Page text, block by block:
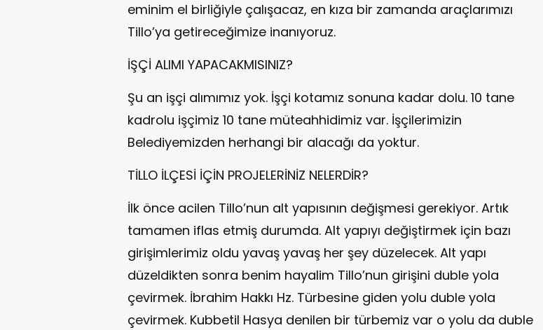
eminim el birliğiyle çalışacaz, en kıza bir zamanda araçlarımızı
Tillo’ya getireceğimize inanıyoruz.
İŞÇİ ALIMI YAPACAKMISINIZ?
Şu an işçi alımımız yok. İşçi kotamız sonuna kadar dolu. 10 tane
kadrolu işçimiz 10 tane müteahhidimiz var. İşçilerimizin
Belediyemizden herhangi bir alacağı da yoktur.
TİLLO İLÇESİ İÇİN PROJELERİNİZ NELERDİR?
İlk önce acilen Tillo’nun alt yapısının değişmesi gerekiyor. Artık
tamamen iflas etmiş durumda. Alt yapıyı değiştirmek için bazı
girişimlerimiz oldu yavaş yavaş her şey düzelecek. Alt yapı
düzeldikten sonra benim hayalim Tillo’nun girişini duble yola
çevirmek. İbrahim Hakkı Hz. Türbesine giden yolu duble yola
çevirmek. Kubbetil Hasya denilen bir türbemiz var o yolu da duble